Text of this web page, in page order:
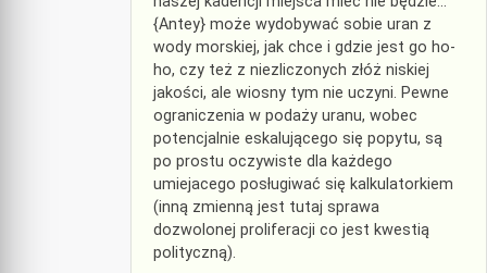
{Antey} może wydobywać sobie uran z
wody morskiej, jak chce i gdzie jest go ho-
ho, czy też z niezliczonych złóż niskiej
jakości, ale wiosny tym nie uczyni. Pewne
ograniczenia w podaży uranu, wobec
potencjalnie eskalującego się popytu, są
po prostu oczywiste dla każdego
umiejacego posługiwać się kalkulatorkiem
(inną zmienną jest tutaj sprawa
dozwolonej proliferacji co jest kwestią
polityczną).